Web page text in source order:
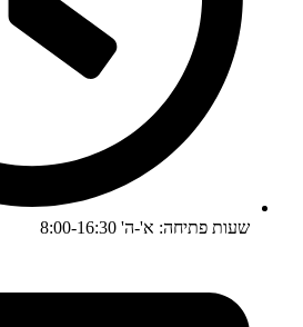
שעות פתיחה: א'-ה' 8:00-16:30